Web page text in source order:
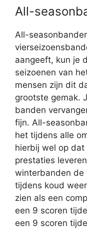
All-
All-
aangeeft, kun je
seizoenen van
mensen zijn dit
grootste gemak.
banden
fijn. All-
het tijdens alle
hierbij wel op
prestaties
winterbanden de
tijdens koud
zien als een
een 9 scoren
een 9 scoren